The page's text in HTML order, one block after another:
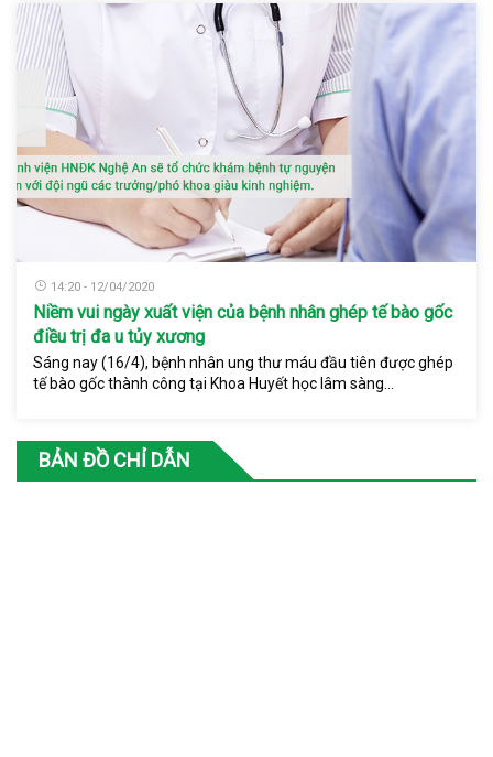
14:20 - 12/04/2020
Niềm vui ngày xuất viện của bệnh nhân ghép tế bào gốc
điều trị đa u tủy xương
Sáng nay (16/4), bệnh nhân ung thư máu đầu tiên được ghép
tế bào gốc thành công tại Khoa Huyết học lâm sàng...
BẢN ĐỒ CHỈ DẪN